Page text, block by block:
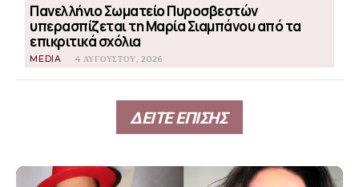
Πανελλήνιο Σωματείο Πυροσβεστών
υπερασπίζεται τη Μαρία Σιαμπάνου από τα
επικριτικά σχόλια
MEDIA 4 ΑΥΓΟΎΣΤΟΥ, 2026
ΔΕΙΤΕ ΕΠΙΣΗΣ